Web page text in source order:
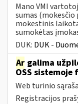
Mano VMI
sumas
mokestinis
sumokėtas
DUK: DUK -
Ar galima
OSS sistemoje
Web turinio
Registracijos